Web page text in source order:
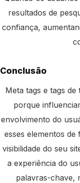
resultados de
confiança,
Conclusão
Meta tags e tags
porque
envolvimento do
esses elementos
visibilidade do seu
a experiência do
palavras-chave,